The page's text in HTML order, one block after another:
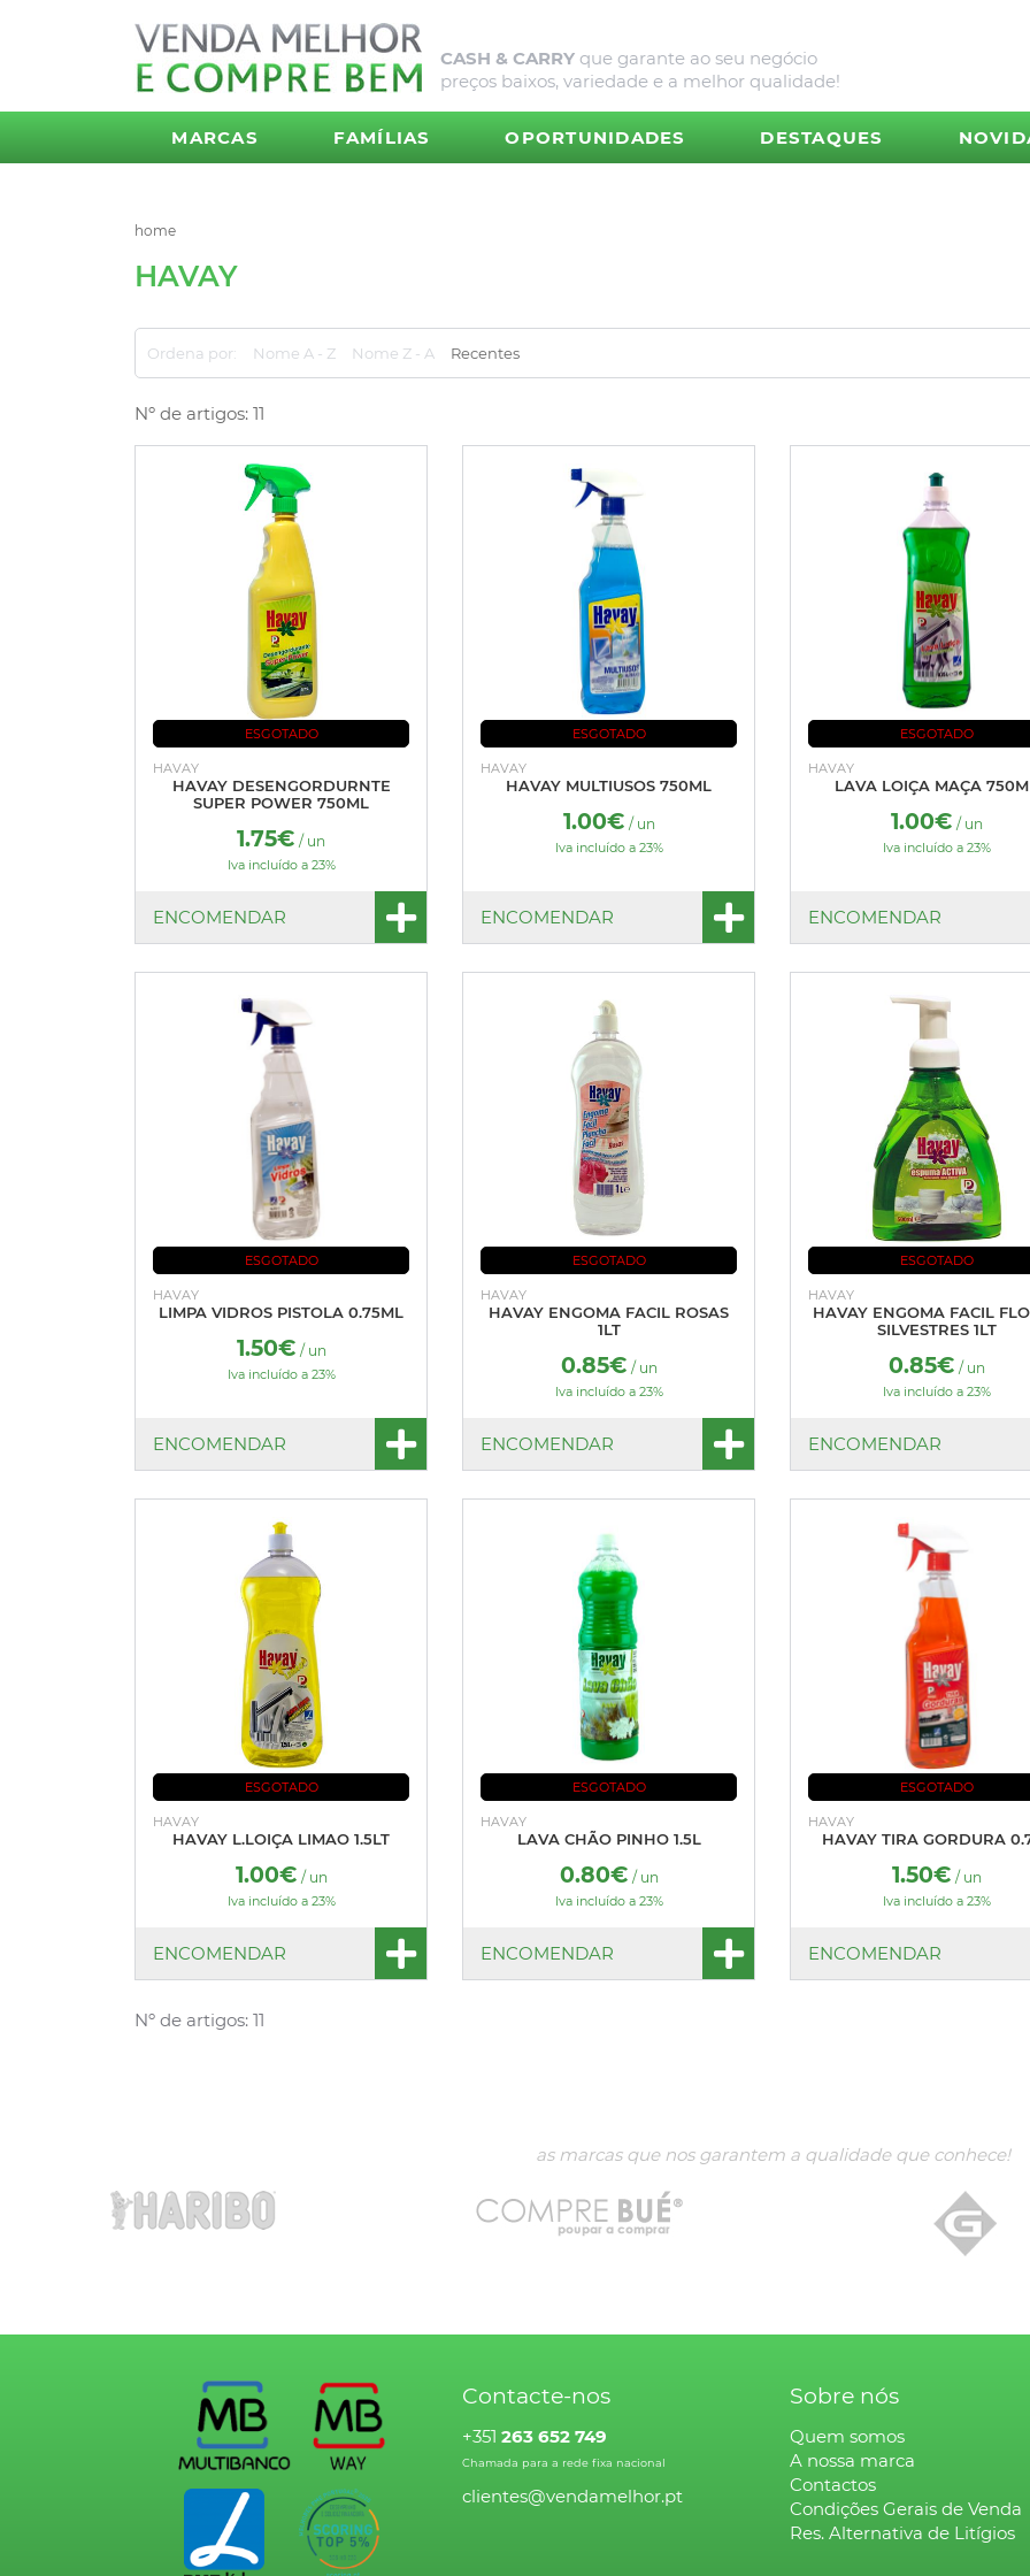
CASH & CARRY que garante ao seu negócio
preços baixos, variedade e a melhor qualidade!
MARCAS FAMÍLIAS OPORTUNIDADES DESTAQUES
home
HAVAY
Ordena por: Nome A - Z Nome Z - A Recentes
Nº de artigos: 11
ESGOTADO
HAVAY
HAVAY DESENGORDURNTE
SUPER POWER 750ML
1.75€ / un
Iva incluído a 23%
ENCOMENDAR
ESGOTADO
HAVAY
HAVAY MULTIUSOS 750ML
1.00€ / un
Iva incluído a 23%
ENCOMENDAR
ESGOTADO
HAVAY
LAVA LOIÇA MAÇA
1.00€ / un
Iva incluído a 23%
ENCOMENDAR
ESGOTADO
HAVAY
LIMPA VIDROS PISTOLA 0.75ML
1.50€ / un
Iva incluído a 23%
ENCOMENDAR
ESGOTADO
HAVAY
HAVAY ENGOMA FACIL ROSAS
1LT
0.85€ / un
Iva incluído a 23%
ENCOMENDAR
ESGOTADO
HAVAY
HAVAY ENGOMA FACIL
SILVESTRES 1LT
0.85€ / un
Iva incluído a 23%
ENCOMENDAR
ESGOTADO
HAVAY
HAVAY L.LOIÇA LIMAO 1.5LT
1.00€ / un
Iva incluído a 23%
ENCOMENDAR
ESGOTADO
HAVAY
LAVA CHÃO PINHO 1.5L
0.80€ / un
Iva incluído a 23%
ENCOMENDAR
ESGOTADO
HAVAY
HAVAY TIRA GORDURA
1.50€ / un
Iva incluído a 23%
ENCOMENDAR
Nº de artigos: 11
as marcas que nos garantem a qualidade que conhece!
Contacte-nos
+351 263 652 749
Chamada para a rede fixa nacional
clientes@vendamelhor.pt
Sobre nós
Quem somos
A nossa marca
Contactos
Condições Gerais de Venda
Res. Alternativa de Litígios